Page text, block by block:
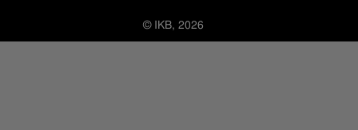
© IKB, 2026